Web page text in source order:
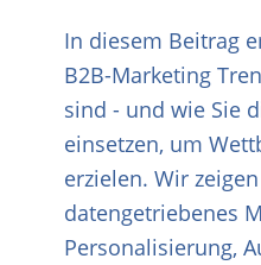
In diesem Beitrag
B2B-Marketing
sind - und wie Sie
einsetzen, um
erzielen. Wir
datengetriebenes
Personalisierung,